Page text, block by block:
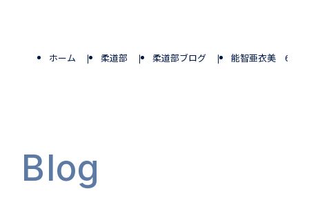
Blog
ホーム 柔道部 柔道部ブログ 能智亜衣美 60